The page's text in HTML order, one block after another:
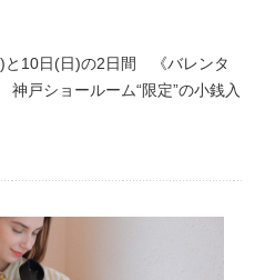
10日(日)の2日間 《バレンタ
神戸ショールーム“限定”の小銭入